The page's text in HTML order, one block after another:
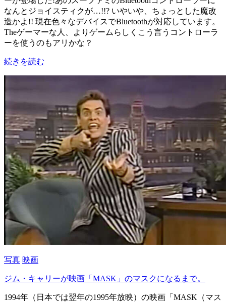
なんとジョイスティクが…!!? いやいや、ちょっとした魔改
造かよ!! 現在色々なデバイスでBluetoothが対応しています。
Theゲーマーな人、よりゲームらしくこう言うコントローラ
ーを使うのもアリかな？
続きを読む
写真 映画
ジム・キャリーが映画「MASK」のマスクになるまで。
1994年（日本では翌年の1995年放映）の映画「MASK（マス